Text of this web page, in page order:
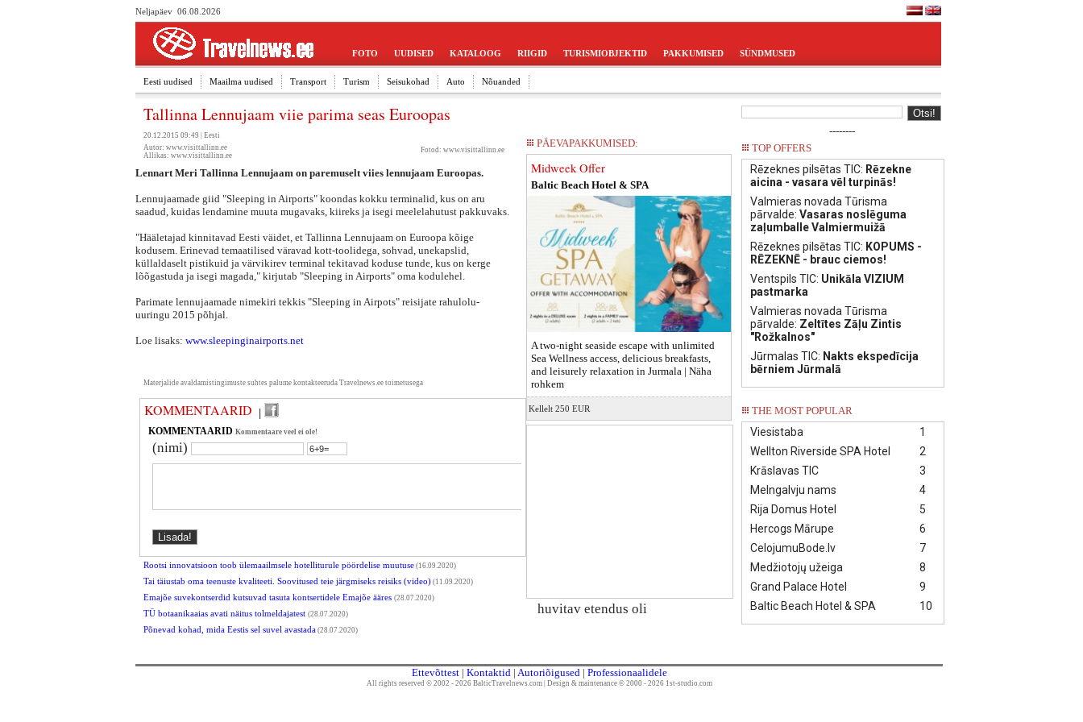
Neljapäev 06.08.2026
FOTO UUDISED KATALOOG RIIGID TURISMIOBJEKTID PAKKUMISED SÜNDMUSED
Eesti uudised Maailma uudised Transport Turism Seisukohad Auto Nõuanded
Tallinna Lennujaam viie parima seas Euroopas
20.12.2015 09:49 | Eesti
Fotod: www.visittallinn.ee
Autor: www.visittallinn.ee
Allikas: www.visittallinn.ee
Lennart Meri Tallinna Lennujaam on paremuselt viies lennujaam Euroopas.
Lennujaamade giid "Sleeping in Airports" koondas kokku terminalid, kus on aru
saadud, kuidas lendamine muuta mugavaks, kiireks ja isegi meelelahutust pakkuvaks.
"Hääletajad kinnitavad Eesti väidet, et Tallinna Lennujaam on Euroopa kõige
kodusem. Erinevad temaatilised väravad kott-toolidega, sohvad, unekapslid,
küllaldaselt pistikuid ja värvikirev terminal tekitavad koduse tunde, kus on kerge
lõõgastuda ja isegi magada," kirjutab "Sleeping in Airports" oma kodulehel.
Parimate lennujaamade nimekiri tekkis "Sleeping in Airpots" reisijate rahulolu-
uuringu 2015 põhjal.
Loe lisaks: www.sleepinginairports.net
Materjalide avaldamistingimuste suhtes palume kontakteeruda Travelnews.ee toimetusega
KOMMENTAARID |
KOMMENTAARID Kommentaare veel ei ole!
(nimi)
Rootsi innovatsioon toob ülemaailmsele hotelliturule pöördelise muutuse (16.09.2020)
Tai täiustab oma teenuste kvaliteeti. Soovitused teie järgmiseks reisiks (video) (11.09.2020)
Emajõe suvekontserdid kutsuvad tasuta kontsertidele Emajõe ääres (28.07.2020)
TÜ botaanikaaias avati näitus tolmeldajatest (28.07.2020)
Põnevad kohad, mida Eestis sel suvel avastada (28.07.2020)
PÄEVAPAKKUMISED:
Midweek Offer
Baltic Beach Hotel & SPA
A two-night seaside escape with unlimited
Sea Wellness access, delicious breakfasts,
and leisurely relaxation in Jurmala | Näha
rohkem
Kellelt 250 EUR
huvitav etendus oli
--------
TOP OFFERS
Rēzeknes pilsētas TIC: Rēzekne
aicina - vasara vēl turpinās!
Valmieras novada Tūrisma
pārvalde: Vasaras noslēguma
zaļumballe Valmiermuižā
Rēzeknes pilsētas TIC: KOPUMS -
RĒZEKNĒ - brauc ciemos!
Ventspils TIC: Unikāla VIZIUM
pastmarka
Valmieras novada Tūrisma
pārvalde: Zeltītes Zāļu Zintis
"Rožkalnos"
Jūrmalas TIC: Nakts ekspedīcija
bērniem Jūrmalā
THE MOST POPULAR
1
Viesistaba
2
Wellton Riverside SPA Hotel
3
Krāslavas TIC
4
Melngalvju nams
5
Rija Domus Hotel
6
Hercogs Mārupe
7
CelojumuBode.lv
8
Medžiotojų užeiga
9
Grand Palace Hotel
10
Baltic Beach Hotel & SPA
Ettevõttest| Kontaktid| Autoriõigused| Professionaalidele
All rights reserved © 2002 - 2026 BalticTravelnews.com| Design & maintenance © 2000 - 2026 1st-studio.com